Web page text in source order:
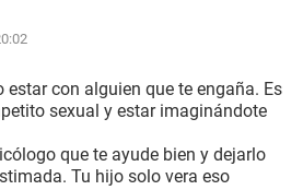
con alguien que te engaña. Es
sexual y estar imaginándote
que te ayude bien y dejarlo
Tu hijo solo vera eso